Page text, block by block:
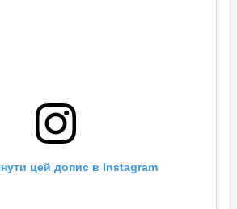
цей допис в Instagram